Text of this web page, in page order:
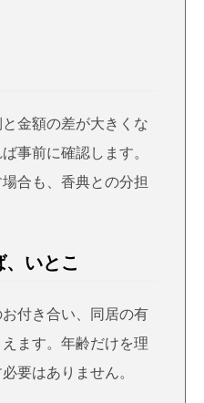
金額の差が大きくな
事前に確認します。
合も、香典との分担
いとこ
付き合い、同居の有
ます。年齢だけを理
要はありません。